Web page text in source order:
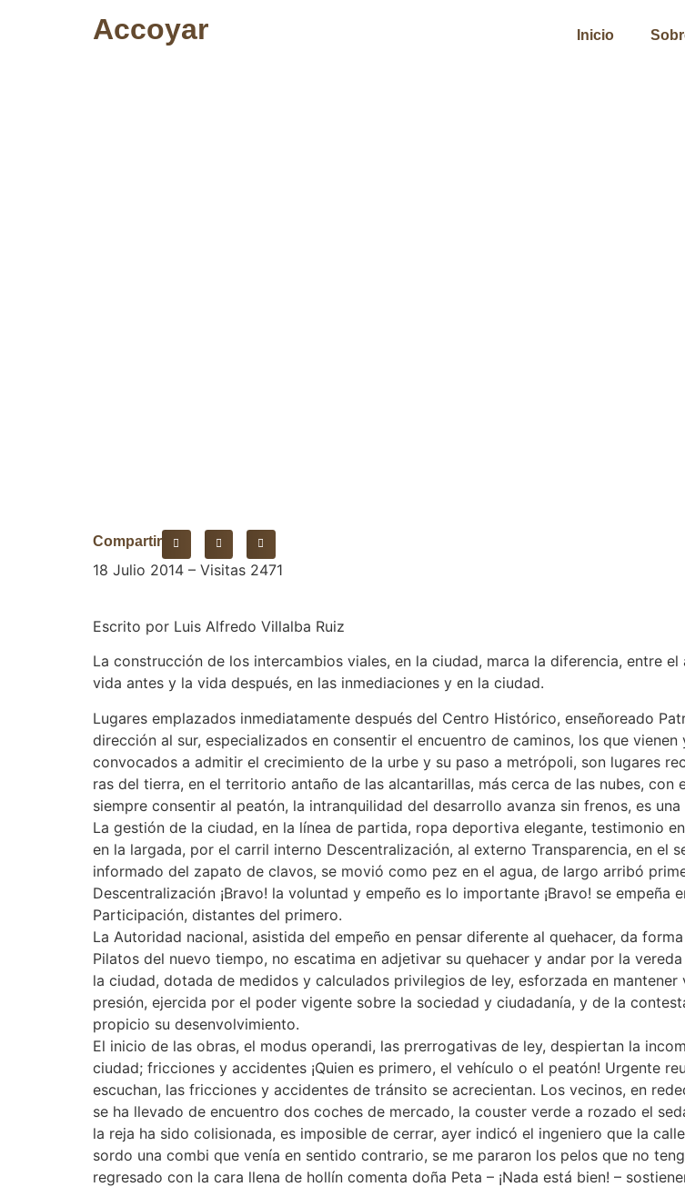
Accoyar Inicio
Compartir
18 Julio 2014 – Visitas 2471
Escrito por Luis Alfredo Villalba Ruiz
La construcción de los intercambios viales, en la ciudad, marca la diferencia, entre
vida antes y la vida después, en las inmediaciones y en la ciudad.
Lugares emplazados inmediatamente después del Centro Histórico, enseñoreado
dirección al sur, especializados en consentir el encuentro de caminos, los que
convocados a admitir el crecimiento de la urbe y su paso a metrópoli, son lugares
ras del tierra, en el territorio antaño de las alcantarillas, más cerca de las nubes, con
siempre consentir al peatón, la intranquilidad del desarrollo avanza sin frenos, es
La gestión de la ciudad, en la línea de partida, ropa deportiva elegante, testimonio
en la largada, por el carril interno Descentralización, al externo Transparencia, en el
informado del zapato de clavos, se movió como pez en el agua, de largo arribó
Descentralización ¡Bravo! la voluntad y empeño es lo importante ¡Bravo! se
Participación, distantes del primero.
La Autoridad nacional, asistida del empeño en pensar diferente al quehacer, da
Pilatos del nuevo tiempo, no escatima en adjetivar su quehacer y andar por la
la ciudad, dotada de medidos y calculados privilegios de ley, esforzada en
presión, ejercida por el poder vigente sobre la sociedad y ciudadanía, y de la
propicio su desenvolvimiento.
El inicio de las obras, el modus operandi, las prerrogativas de ley, despiertan la
ciudad; fricciones y accidentes ¡Quien es primero, el vehículo o el peatón! Urgente
escuchan, las fricciones y accidentes de tránsito se acrecientan. Los vecinos, en
se ha llevado de encuentro dos coches de mercado, la couster verde a rozado el
la reja ha sido colisionada, es imposible de cerrar, ayer indicó el ingeniero que la
sordo una combi que venía en sentido contrario, se me pararon los pelos que no
regresado con la cara llena de hollín comenta doña Peta – ¡Nada está bien! –